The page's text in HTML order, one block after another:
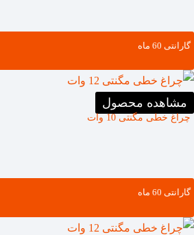
مشاهده محصول
گارانتی ‌60 ماه
چراغ خطی مگنتی 10 وات
گارانتی ‌60 ماه